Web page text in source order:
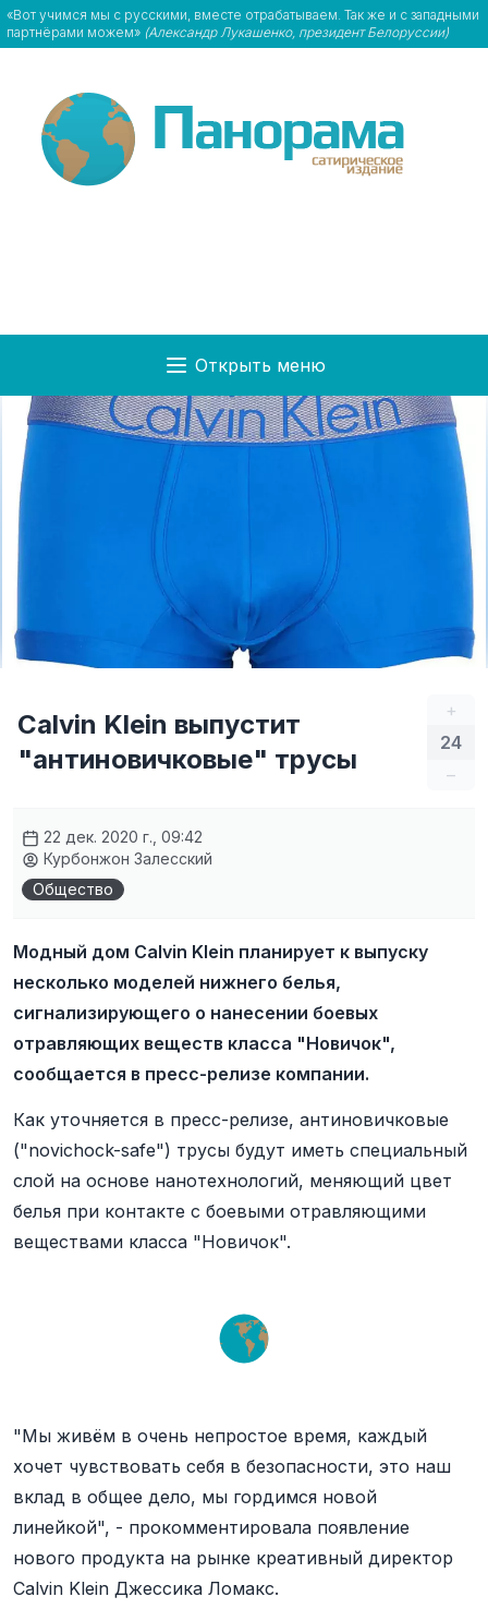
«Вот учимся мы с русскими, вместе отрабатываем. Так же и с западными
партнёрами можем» (Александр Лукашенко, президент Белоруссии)
Открыть меню
+
24
–
Calvin Klein выпустит
"антиновичковые" трусы
22 дек. 2020 г., 09:42
Курбонжон Залесский
Общество
Модный дом Calvin Klein планирует к выпуску
несколько моделей нижнего белья,
сигнализирующего о нанесении боевых
отравляющих веществ класса "Новичок",
сообщается в пресс-релизе компании.
Как уточняется в пресс-релизе, антиновичковые
("novichock-safe") трусы будут иметь специальный
слой на основе нанотехнологий, меняющий цвет
белья при контакте с боевыми отравляющими
веществами класса "Новичок".
"Мы живём в очень непростое время, каждый
хочет чувствовать себя в безопасности, это наш
вклад в общее дело, мы гордимся новой
линейкой", - прокомментировала появление
нового продукта на рынке креативный директор
Calvin Klein Джессика Ломакс.